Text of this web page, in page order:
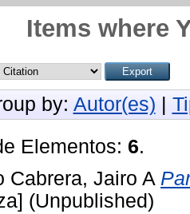
Items where
by: Autor(es) |
Elementos: 6.
Cabrera, Jairo A
(Unpublished)